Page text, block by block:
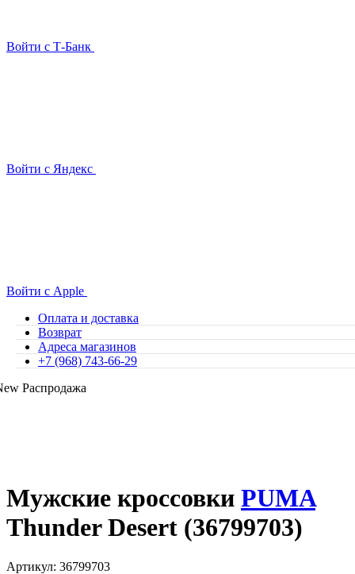
Войти с Т-Банк
Войти с Яндекс
Войти с Apple
Оплата и доставка
Возврат
Адреса магазинов
+7 (968) 743-66-29
Распродажа
Мужские кроссовки PUMA
Thunder Desert (36799703)
Артикул: 36799703